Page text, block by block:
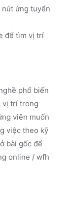
ứng tuyển
để tìm vị trí
phổ biến
vị trí trong
viên muốn
việc theo kỹ
bài gốc để
online / wfh